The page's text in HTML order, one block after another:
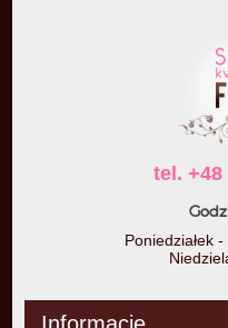
tel. +48
Poniedziałek